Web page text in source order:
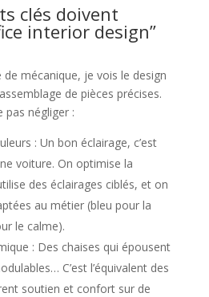
clés doivent
interior design”
mécanique, je vois le design
de pièces précises.
négliger :
: Un bon éclairage, c’est
voiture. On optimise la
des éclairages ciblés, et on
au métier (bleu pour la
le calme).
: Des chaises qui épousent
C’est l’équivalent des
soutien et confort sur de